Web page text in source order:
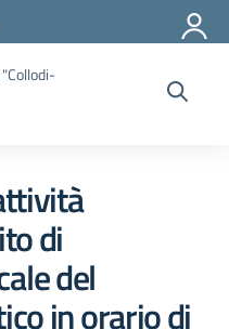
di
del
in orario di